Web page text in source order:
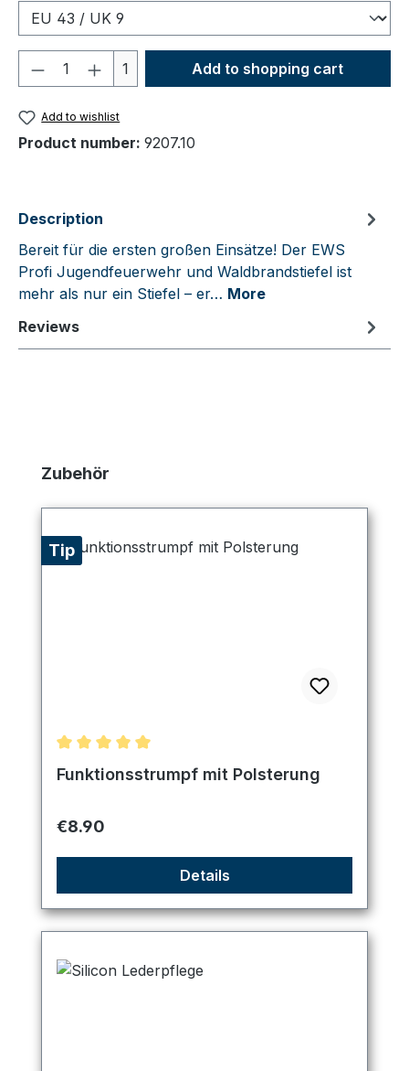
Product Quantity: Enter the desired
1 Add to shopping cart
Add to wishlist
Product number: 9207.10
Description
Bereit für die ersten großen Einsätze! Der EWS
Profi Jugendfeuerwehr und Waldbrandstiefel ist
mehr als nur ein Stiefel – er… More
Reviews
Skip product gallery
Zubehör
Tip
Average rating of 5 out of 5 stars
Funktionsstrumpf mit Polsterung
Regular price:
€8.90
Details